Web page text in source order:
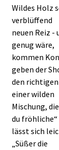
Wildes Holz
verblüffend
neuen Reiz
genug wäre,
kommen
geben der
den
einer wilden
Mischung,
du fröhliche“
lässt sich
„Süßer die